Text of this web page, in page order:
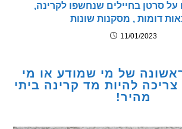
בחיילים שנחשפו לקרינה,
, מסקנות שונות
11/01/
של מי שמודע או מי
להיות מד קרינה ביתי
מהיר!